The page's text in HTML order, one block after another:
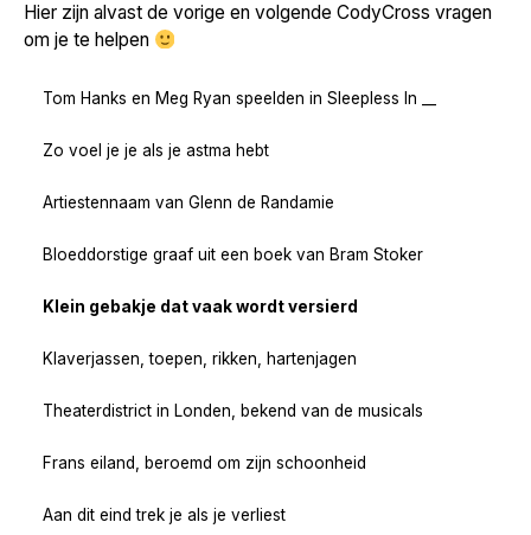
Hier zijn alvast de vorige en volgende CodyCross vragen
om je te helpen
Tom Hanks en Meg Ryan speelden in Sleepless In __
Zo voel je je als je astma hebt
Artiestennaam van Glenn de Randamie
Bloeddorstige graaf uit een boek van Bram Stoker
Klein gebakje dat vaak wordt versierd
Klaverjassen, toepen, rikken, hartenjagen
Theaterdistrict in Londen, bekend van de musicals
Frans eiland, beroemd om zijn schoonheid
Aan dit eind trek je als je verliest